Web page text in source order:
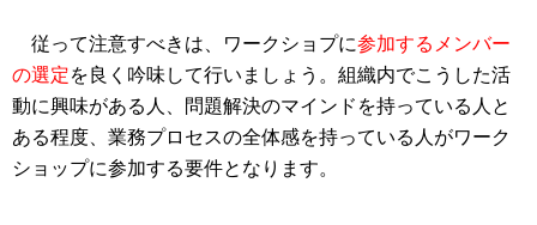
従って注意すべきは、ワークショプに参加するメンバー
の選定を良く吟味して行いましょう。組織内でこうした活
動に興味がある人、問題解決のマインドを持っている人と
ある程度、業務プロセスの全体感を持っている人がワーク
ショップに参加する要件となります。